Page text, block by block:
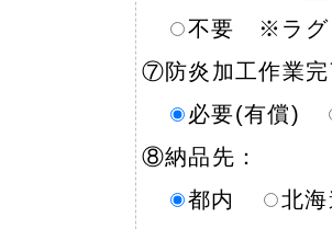
不要 ※ラグ･
⑦防炎加工作業完
必要(有償)
⑧納品先：
都内
北